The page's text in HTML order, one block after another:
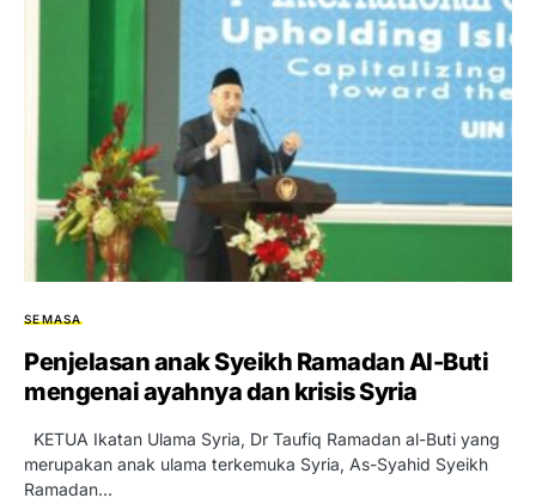
SEMASA
Penjelasan anak Syeikh Ramadan Al-Buti
mengenai ayahnya dan krisis Syria
KETUA Ikatan Ulama Syria, Dr Taufiq Ramadan al-Buti yang
merupakan anak ulama terkemuka Syria, As-Syahid Syeikh
Ramadan…